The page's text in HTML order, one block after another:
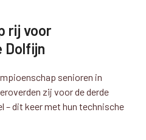
rij voor
Dolfijn
senioren in
zij voor de derde
– dit keer met hun technische